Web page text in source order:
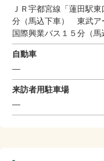
ＪＲ宇都宮線「蓮田駅
分（馬込下車） 東武ア
国際興業バス１５分（馬
自動車
―
来訪者用駐車場
―